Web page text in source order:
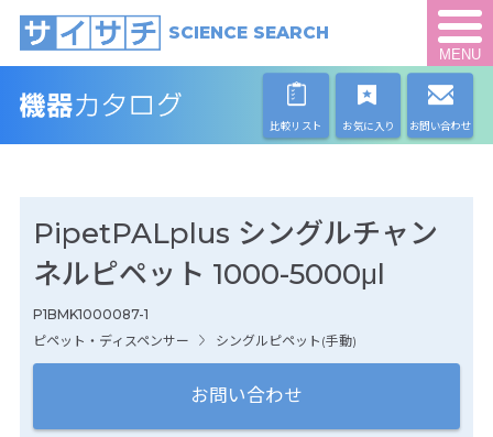
SCIENCE SEARCH
MENU
比較リスト お気に入り お問い合わせ
PipetPALplus シングルチャン
ネルピペット 1000-5000μl
P1BMK1000087-1
ピペット・ディスペンサー
シングルピペット(手動)
お問い合わせ